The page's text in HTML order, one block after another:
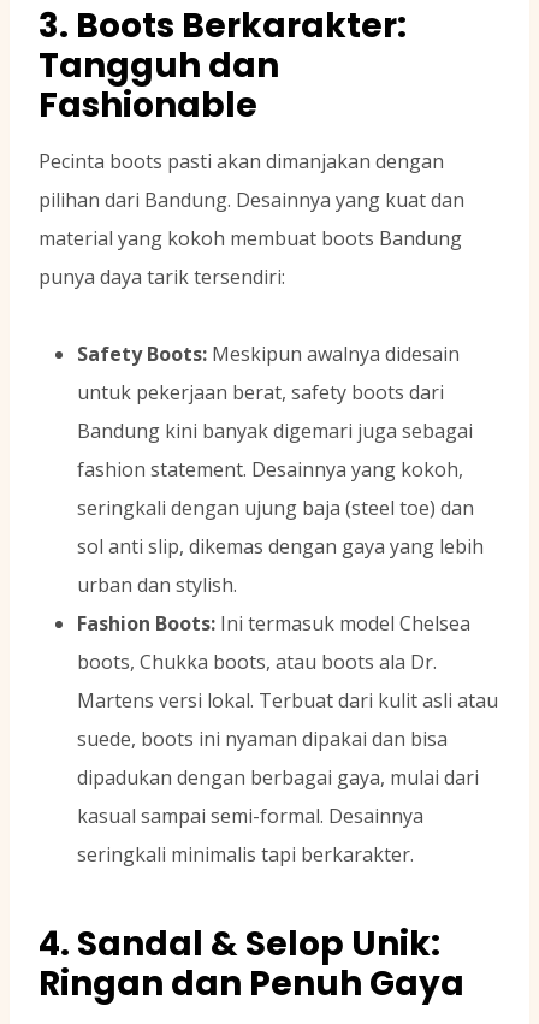
3. Boots Berkarakter:
Tangguh dan
Fashionable
Pecinta boots pasti akan dimanjakan dengan
pilihan dari Bandung. Desainnya yang kuat dan
material yang kokoh membuat boots Bandung
punya daya tarik tersendiri:
Safety Boots: Meskipun awalnya didesain
untuk pekerjaan berat, safety boots dari
Bandung kini banyak digemari juga sebagai
fashion statement. Desainnya yang kokoh,
seringkali dengan ujung baja (steel toe) dan
sol anti slip, dikemas dengan gaya yang lebih
urban dan stylish.
Fashion Boots: Ini termasuk model Chelsea
boots, Chukka boots, atau boots ala Dr.
Martens versi lokal. Terbuat dari kulit asli atau
suede, boots ini nyaman dipakai dan bisa
dipadukan dengan berbagai gaya, mulai dari
kasual sampai semi-formal. Desainnya
seringkali minimalis tapi berkarakter.
4. Sandal & Selop Unik:
Ringan dan Penuh Gaya